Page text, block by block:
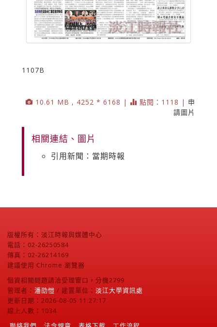
1107B
10.61 MB , 4252 * 6168 | 點閱：1118 | 申
請圖片
相關連結、圖片
引用新聞：當期時報
版權所有：淡江時報與媒體中心
電話：02-26250584
傳真：02-26214169
建議使用 Chrome 瀏覽器
個資相關問題請洽受理窗口，分機2799
管理者： 潘劭愷 / 建置單位： 淡江大學資訊處
更新日期：2026-08-05 11:27:17
線上人數：1034